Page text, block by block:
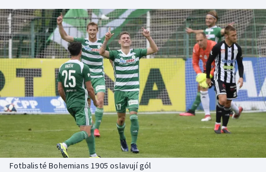
Cyklistika
DALŠÍ SPORTY
Americký fotbal
Baseball a softbal
Basketbal
Biatlon
NEPŘEHLÉDNĚTE
Soutěže
Historické návraty
Aplikace ČT sport
Fotbalisté Bohemians 1905 oslavují gól